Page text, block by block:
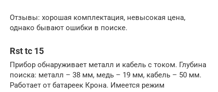
Отзывы: хорошая комплектация, невысокая цена,
однако бывают ошибки в поиске.
Rst tc 15
Прибор обнаруживает металл и кабель с током. Глубина
поиска: металл – 38 мм, медь – 19 мм, кабель – 50 мм.
Работает от батареек Крона. Имеется режим